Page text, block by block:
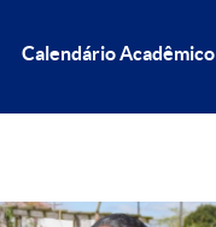
Calendário Acadêmico